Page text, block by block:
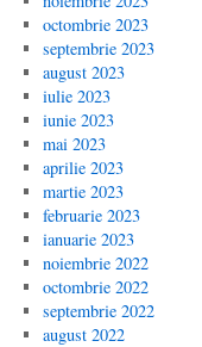
octombrie 2023
septembrie 2023
august 2023
iulie 2023
iunie 2023
mai 2023
aprilie 2023
martie 2023
februarie 2023
ianuarie 2023
noiembrie 2022
octombrie 2022
septembrie 2022
august 2022